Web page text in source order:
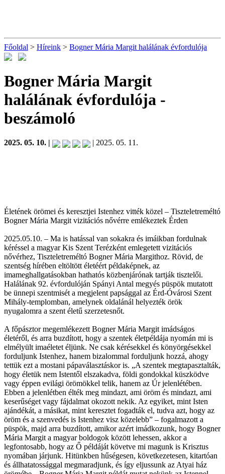
Főoldal > Híreink > Bogner Mária Margit halálának évfordulója
Bogner Mária Margit
halálának évfordulója -
beszámoló
2025. 05. 10. | | 2025. 05. 11.
Életének örömei és keresztjei Istenhez vitték közel – Tiszteletreméltó
Bogner Mária Margit vizitációs nővérre emlékeztek Érden
2025.05.10. – Ma is hatással van sokakra és imáikban fordulnak
kéréssel a magyar Kis Szent Terézként emlegetett vizitációs
nővérhez, Tiszteletreméltó Bogner Mária Margithoz. Rövid, de
szentség hírében eltöltött életéért példaképnek, az
imameghallgatásokban hathatós közbenjárónak tartják tisztelői.
Halálának 92. évfordulóján Spányi Antal megyés püspök mutatott
be ünnepi szentmisét a megjelent papsággal az Érd-Óvárosi Szent
Mihály-templomban, amelynek oldalánál helyezték örök
nyugalomra a szent életű szerzetesnőt.
A főpásztor megemlékezett Bogner Mária Margit imádságos
életéről, és arra buzdított, hogy a szentek életpéldája nyomán mi is
elmélyült imaéletet éljünk. Ne csak kérésekkel és könyörgésekkel
forduljunk Istenhez, hanem bizalommal forduljunk hozzá, ahogy
tettük ezt a mostani pápaválasztáskor is. „A szentek megtapasztalták,
hogy életük nem Istentől elszakadva, földi gondokkal küszködve
vagy éppen evilági örömökkel telik, hanem az Úr jelenlétében.
Ebben a jelenlétben élték meg mindazt, ami öröm és mindazt, ami
keserűséget vagy fájdalmat okozott nekik. Az egyiket, mint Isten
ajándékát, a másikat, mint keresztet fogadták el, tudva azt, hogy az
öröm és a szenvedés is Istenhez visz közelebb” – fogalmazott a
püspök, majd arra buzdított, amikor azért imádkozunk, hogy Bogner
Mária Margit a magyar boldogok között lehessen, akkor a
legfontosabb, hogy az Ő példáját követve mi magunk is Krisztus
nyomában járjunk. Hitünkben hűségesen, következetesen, kitartóan
és állhatatossággal megmaradjunk, és így eljussunk az Atyai ház